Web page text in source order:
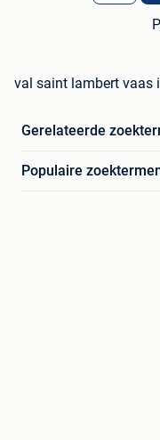
val saint lambert vaas
Gerelateerde
Populaire